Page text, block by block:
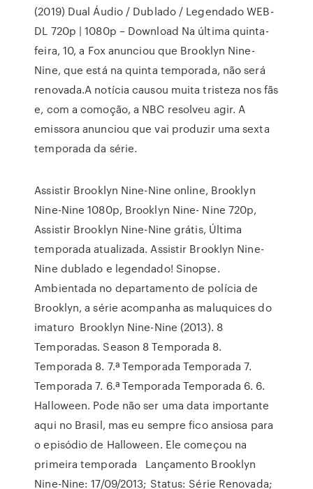
(2019) Dual Áudio / Dublado / Legendado WEB-
DL 720p | 1080p – Download Na última quinta-
feira, 10, a Fox anunciou que Brooklyn Nine-
Nine, que está na quinta temporada, não será
renovada.A notícia causou muita tristeza nos fãs
e, com a comoção, a NBC resolveu agir. A
emissora anunciou que vai produzir uma sexta
temporada da série.
Assistir Brooklyn Nine-Nine online, Brooklyn
Nine-Nine 1080p, Brooklyn Nine- Nine 720p,
Assistir Brooklyn Nine-Nine grátis, Última
temporada atualizada. Assistir Brooklyn Nine-
Nine dublado e legendado! Sinopse.
Ambientada no departamento de polícia de
Brooklyn, a série acompanha as maluquices do
imaturo Brooklyn Nine-Nine (2013). 8
Temporadas. Season 8 Temporada 8.
Temporada 8. 7.ª Temporada Temporada 7.
Temporada 7. 6.ª Temporada Temporada 6. 6.
Halloween. Pode não ser uma data importante
aqui no Brasil, mas eu sempre fico ansiosa para
o episódio de Halloween. Ele começou na
primeira temporada Lançamento Brooklyn
Nine-Nine: 17/09/2013; Status: Série Renovada;